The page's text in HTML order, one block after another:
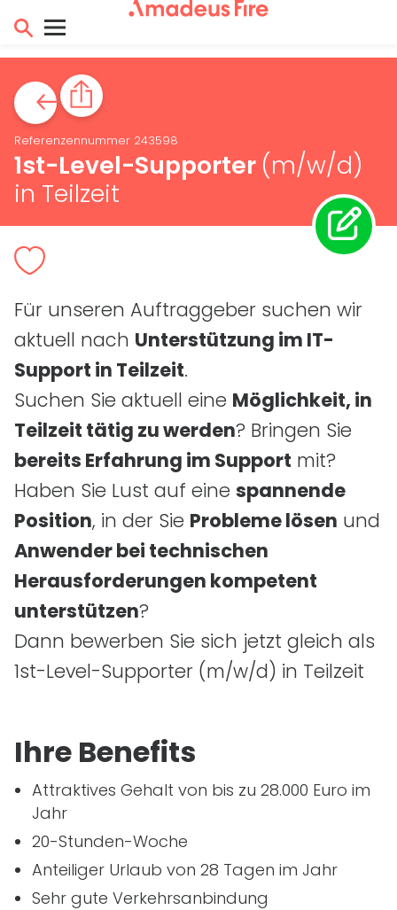
Referenzennummer 243598
1st-Level-Supporter (m/w/d)
in Teilzeit
Für unseren Auftraggeber suchen wir
aktuell nach Unterstützung im IT-
Support in Teilzeit.
Suchen Sie aktuell eine Möglichkeit, in
Teilzeit tätig zu werden? Bringen Sie
bereits Erfahrung im Support mit?
Haben Sie Lust auf eine spannende
Position, in der Sie Probleme lösen und
Anwender bei technischen
Herausforderungen kompetent
unterstützen?
Dann bewerben Sie sich jetzt gleich als
1st-Level-Supporter (m/w/d) in Teilzeit
Ihre Benefits
Attraktives Gehalt von bis zu 28.000 Euro im
Jahr
20-Stunden-Woche
Anteiliger Urlaub von 28 Tagen im Jahr
Sehr gute Verkehrsanbindung